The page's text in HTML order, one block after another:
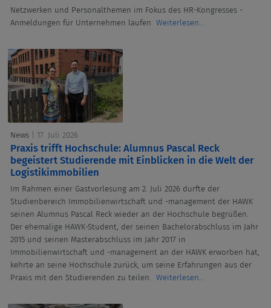
Netzwerken und Personalthemen im Fokus des HR-Kongresses -
Anmeldungen für Unternehmen laufen Weiterlesen...
News | 17. Juli 2026
Praxis trifft Hochschule: Alumnus Pascal Reck
begeistert Studierende mit Einblicken in die Welt der
Logistikimmobilien
Im Rahmen einer Gastvorlesung am 2. Juli 2026 durfte der
Studienbereich Immobilienwirtschaft und -management der HAWK
seinen Alumnus Pascal Reck wieder an der Hochschule begrüßen.
Der ehemalige HAWK-Student, der seinen Bachelorabschluss im Jahr
2015 und seinen Masterabschluss im Jahr 2017 in
Immobilienwirtschaft und -management an der HAWK erworben hat,
kehrte an seine Hochschule zurück, um seine Erfahrungen aus der
Praxis mit den Studierenden zu teilen. Weiterlesen...